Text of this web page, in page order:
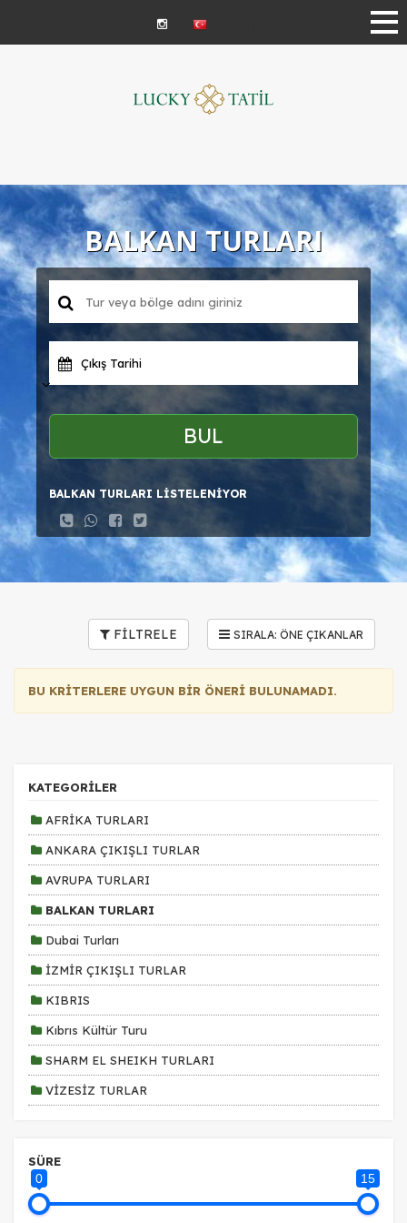
Çerez tercihlerinizi
BALKAN TURLARI
Çıkış Tarihi
BUL
BALKAN TURLARI LİSTELENİYOR
FİLTRELE
BU KRİTERLERE UYGUN BİR ÖNERİ BULUNAMADI.
KATEGORİLER
AFRİKA TURLARI
ANKARA ÇIKIŞLI TURLAR
AVRUPA TURLARI
BALKAN TURLARI
Dubai Turları
İZMİR ÇIKIŞLI TURLAR
KIBRIS
Kıbrıs Kültür Turu
SHARM EL SHEIKH TURLARI
VİZESİZ TURLAR
SÜRE
0
15